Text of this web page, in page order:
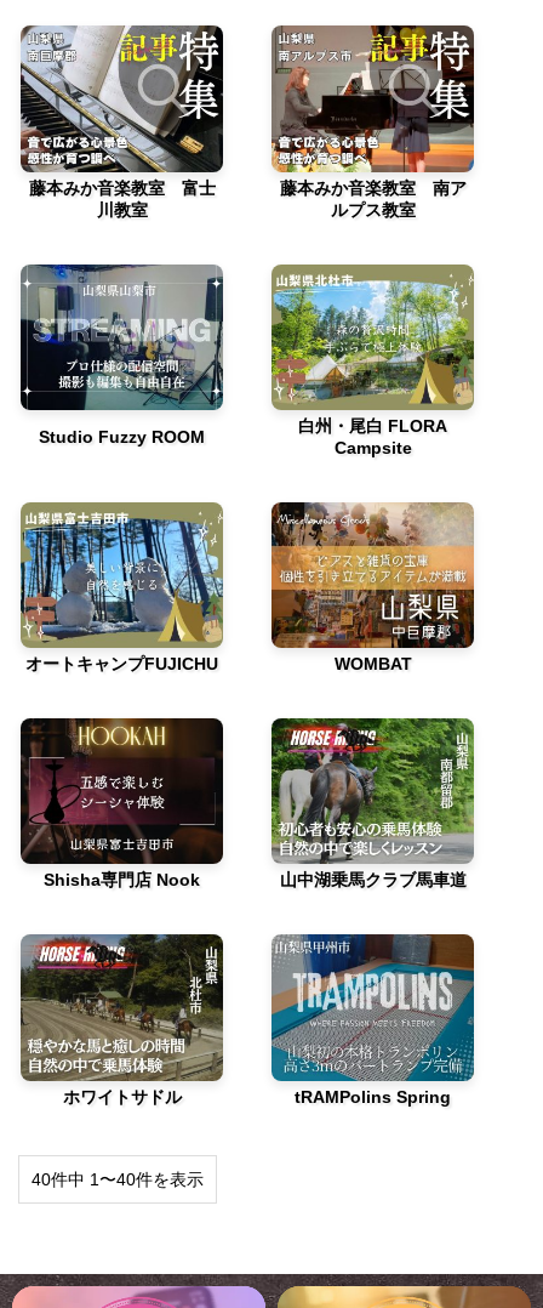
藤本みか音楽教室 富士
川教室
藤本みか音楽教室 南ア
ルプス教室
Studio Fuzzy ROOM
白州・尾白 FLORA
Campsite
オートキャンプFUJICHU WOMBAT
Shisha専門店 Nook 山中湖乗馬クラブ馬車道
ホワイトサドル tRAMPolins Spring
40件中 1〜40件を表示